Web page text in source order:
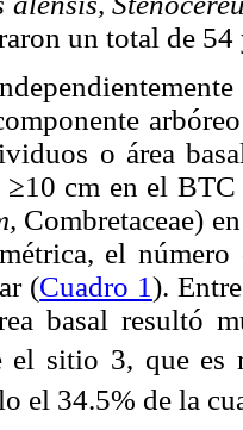
un total de 54
o área
≥10 cm en el BTC
Combretaceae)
el
(Cuadro 1).
basal resultó
sitio 3, que es
el 34.5% de la